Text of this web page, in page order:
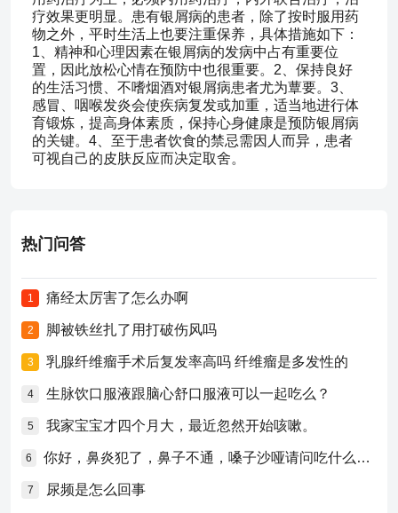
疗效果更明显。患有银屑病的患者，除了按时服用药
物之外，平时生活上也要注重保养，具体措施如下：
1、精神和心理因素在银屑病的发病中占有重要位
置，因此放松心情在预防中也很重要。2、保持良好
的生活习惯、不嗜烟酒对银屑病患者尤为蕈要。3、
感冒、咽喉发炎会使疾病复发或加重，适当地进行体
育锻炼，提高身体素质，保持心身健康是预防银屑病
的关键。4、至于患者饮食的禁忌需因人而异，患者
可视自己的皮肤反应而决定取舍。
热门问答
1 痛经太厉害了怎么办啊
2 脚被铁丝扎了用打破伤风吗
3 乳腺纤维瘤手术后复发率高吗 纤维瘤是多发性的
4 生脉饮口服液跟脑心舒口服液可以一起吃么？
5 我家宝宝才四个月大，最近忽然开始咳嗽。
6 你好，鼻炎犯了，鼻子不通，嗓子沙哑请问吃什么药比较好？
7 尿频是怎么回事